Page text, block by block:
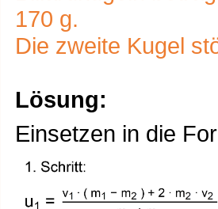
170 g.
Die zweite Kugel
Lösung:
Einsetzen in die